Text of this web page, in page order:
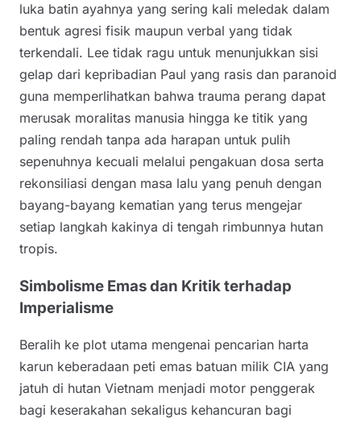
luka batin ayahnya yang sering kali meledak dalam
bentuk agresi fisik maupun verbal yang tidak
terkendali. Lee tidak ragu untuk menunjukkan sisi
gelap dari kepribadian Paul yang rasis dan paranoid
guna memperlihatkan bahwa trauma perang dapat
merusak moralitas manusia hingga ke titik yang
paling rendah tanpa ada harapan untuk pulih
sepenuhnya kecuali melalui pengakuan dosa serta
rekonsiliasi dengan masa lalu yang penuh dengan
bayang-bayang kematian yang terus mengejar
setiap langkah kakinya di tengah rimbunnya hutan
tropis.
Simbolisme Emas dan Kritik terhadap
Imperialisme
Beralih ke plot utama mengenai pencarian harta
karun keberadaan peti emas batuan milik CIA yang
jatuh di hutan Vietnam menjadi motor penggerak
bagi keserakahan sekaligus kehancuran bagi